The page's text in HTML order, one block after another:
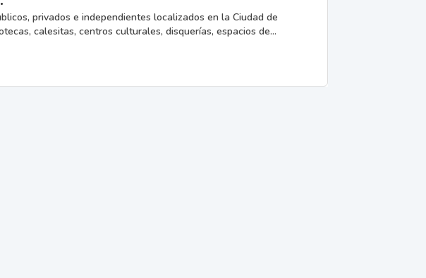
privados e independientes localizados en la Ciudad de
calesitas, centros culturales, disquerías, espacios de...